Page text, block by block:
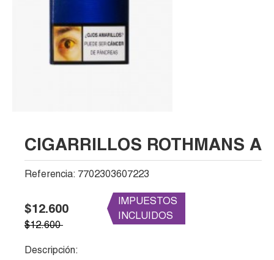
CIGARRILLOS ROTHMANS
Referencia: 7702303607223
$12.600
$12.600
IMPUESTOS
INCLUIDOS
Descripción: